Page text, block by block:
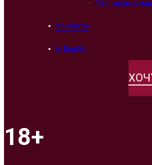
Что такое
Контакты
In English
18+